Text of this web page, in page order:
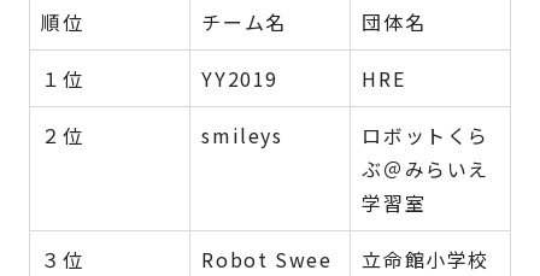
順位 チーム名
団体名
１位
YY2019
HRE
２位
smileys
ロボットくら
ぶ＠みらいえ
学習室
３位
Robot Swee
立命館小学校